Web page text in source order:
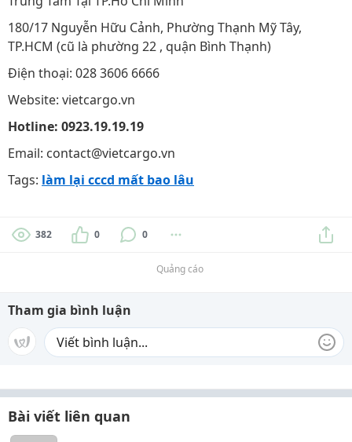
180/17 Nguyễn Hữu Cảnh, Phường Thạnh Mỹ Tây,
TP.HCM (cũ là phường 22 , quận Bình Thạnh)
Điện thoại: 028 3606 6666
Website: vietcargo.vn
Hotline: 0923.19.19.19
Email: contact@vietcargo.vn
Tags: làm lại cccd mất bao lâu
382 0 0
Quảng cáo
Tham gia bình luận
Bài viết liên quan